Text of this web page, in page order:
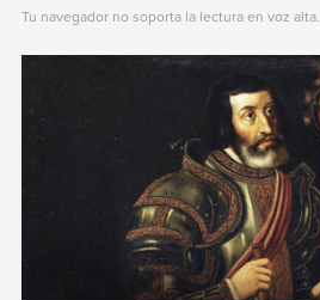
Tu navegador no soporta la lectura en voz alta.